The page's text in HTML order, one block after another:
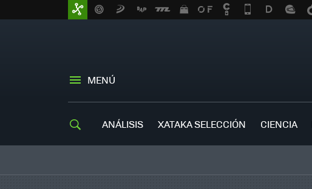
MENÚ
ANÁLISIS XATAKA SELECCIÓN CIENCIA